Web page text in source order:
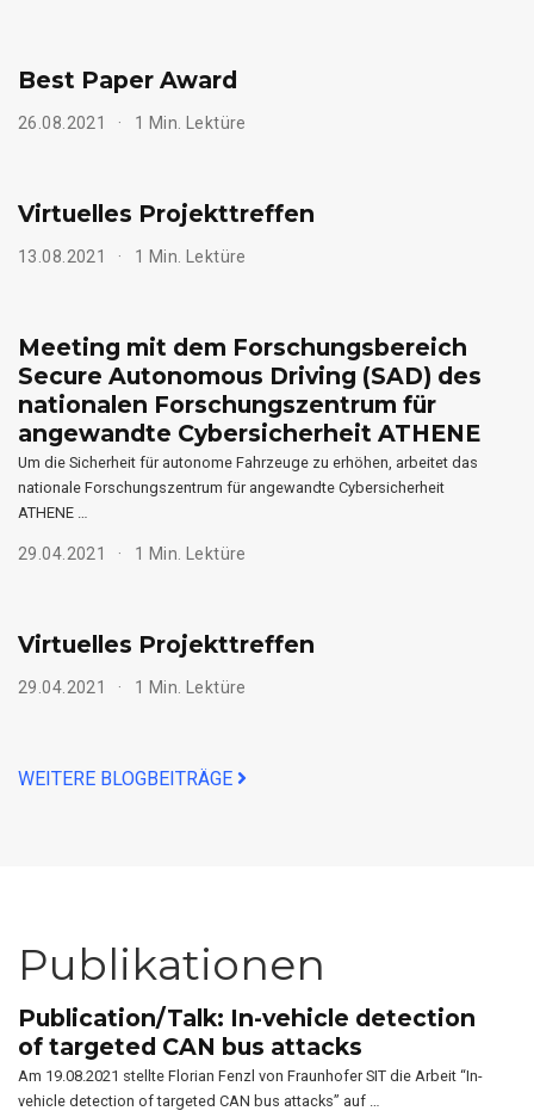
Best Paper Award
26.08.2021 1 Min. Lektüre
Virtuelles Projekttreffen
13.08.2021 1 Min. Lektüre
Meeting mit dem Forschungsbereich
Secure Autonomous Driving (SAD) des
nationalen Forschungszentrum für
angewandte Cybersicherheit ATHENE
Um die Sicherheit für autonome Fahrzeuge zu erhöhen, arbeitet das
nationale Forschungszentrum für angewandte Cybersicherheit
ATHENE …
29.04.2021 1 Min. Lektüre
Virtuelles Projekttreffen
29.04.2021 1 Min. Lektüre
WEITERE BLOGBEITRÄGE
Publikationen
Publication/Talk: In-vehicle detection
of targeted CAN bus attacks
Am 19.08.2021 stellte Florian Fenzl von Fraunhofer SIT die Arbeit “In-
vehicle detection of targeted CAN bus attacks” auf …